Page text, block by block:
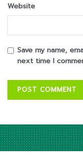
Website
Save my name,
next time I